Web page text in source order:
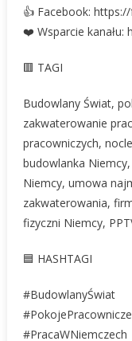
👍 Facebook:
❤️ Wsparcie kanału:
🟥 TAGI
Budowlany Świat,
zakwaterowanie
pracowniczych,
budowlanka
Niemcy, umowa
zakwaterowania,
fizyczni Niemcy,
🟦 HASHTAGI
#BudowlanyŚwiat
#PokojePracownicze
#PracaWNiemczech